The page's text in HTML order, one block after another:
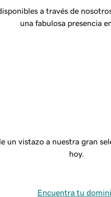
a través de
una fabulosa presencia
un vistazo a nuestra gran
hoy.
Encuentra tu